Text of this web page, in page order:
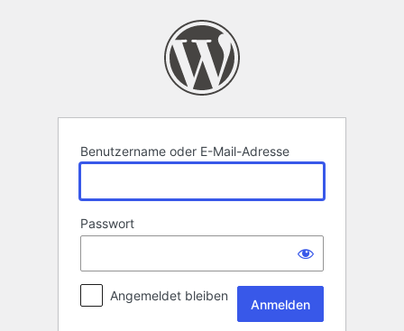
Benutzername oder E-Mail-Adresse
Passwort
Angemeldet bleiben